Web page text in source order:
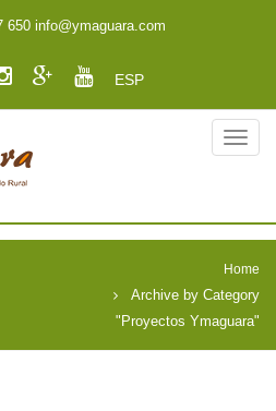
650 info@ymaguara.com
ESP
Home
Archive by Category
"Proyectos Ymaguara"